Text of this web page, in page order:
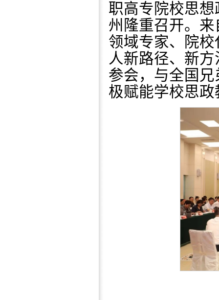
职高专院校思
州隆重召开。
领域专家、院
人新路径、新
参会，与全国
极赋能学校思